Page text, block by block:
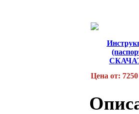
Цена от: